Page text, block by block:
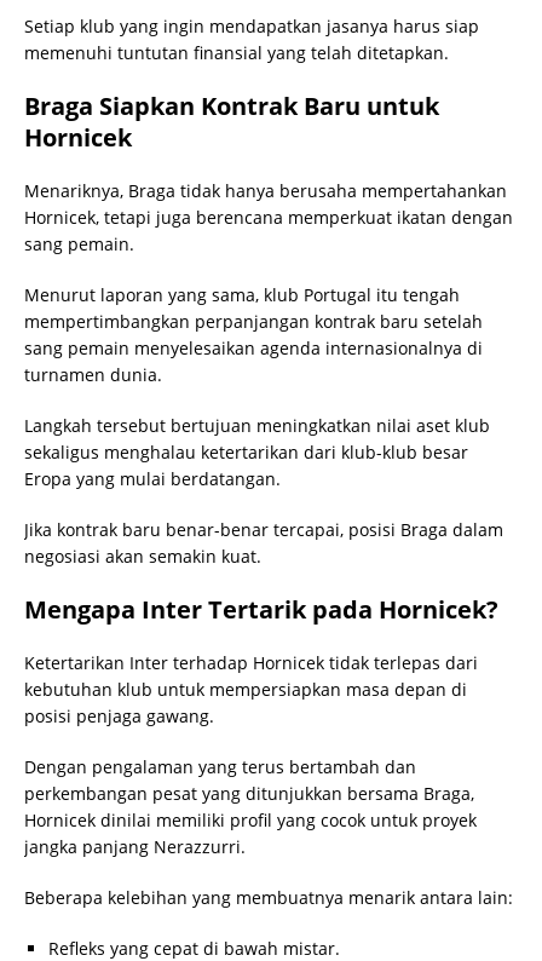
Setiap klub yang ingin mendapatkan jasanya harus siap
memenuhi tuntutan finansial yang telah ditetapkan.
Braga Siapkan Kontrak Baru untuk
Hornicek
Menariknya, Braga tidak hanya berusaha mempertahankan
Hornicek, tetapi juga berencana memperkuat ikatan dengan
sang pemain.
Menurut laporan yang sama, klub Portugal itu tengah
mempertimbangkan perpanjangan kontrak baru setelah
sang pemain menyelesaikan agenda internasionalnya di
turnamen dunia.
Langkah tersebut bertujuan meningkatkan nilai aset klub
sekaligus menghalau ketertarikan dari klub-klub besar
Eropa yang mulai berdatangan.
Jika kontrak baru benar-benar tercapai, posisi Braga dalam
negosiasi akan semakin kuat.
Mengapa Inter Tertarik pada Hornicek?
Ketertarikan Inter terhadap Hornicek tidak terlepas dari
kebutuhan klub untuk mempersiapkan masa depan di
posisi penjaga gawang.
Dengan pengalaman yang terus bertambah dan
perkembangan pesat yang ditunjukkan bersama Braga,
Hornicek dinilai memiliki profil yang cocok untuk proyek
jangka panjang Nerazzurri.
Beberapa kelebihan yang membuatnya menarik antara lain:
Refleks yang cepat di bawah mistar.